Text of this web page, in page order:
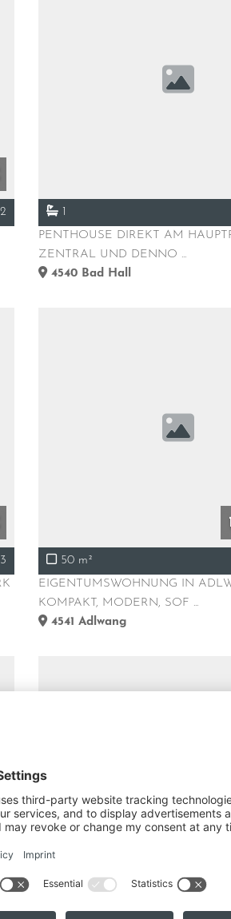
2
1
PENTHOUSE DIREKT AM
ZENTRAL UND DENNO ...
4540 Bad Hall
3
50 m²
EIGENTUMSWOHNUNG IN
KOMPAKT, MODERN, SOF ...
4541 Adlwang
3
79 m²